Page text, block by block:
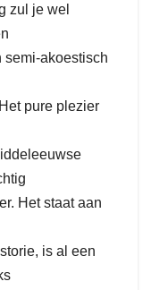
zul je wel
semi-akoestisch
pure plezier
Het staat aan
is al een